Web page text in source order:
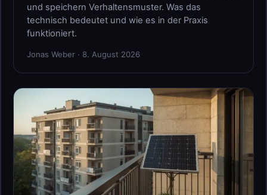
und speichern Verhaltensmuster. Was das
technisch bedeutet und wie es in der Praxis
funktioniert.
Jonas Weber · 8. August 2026